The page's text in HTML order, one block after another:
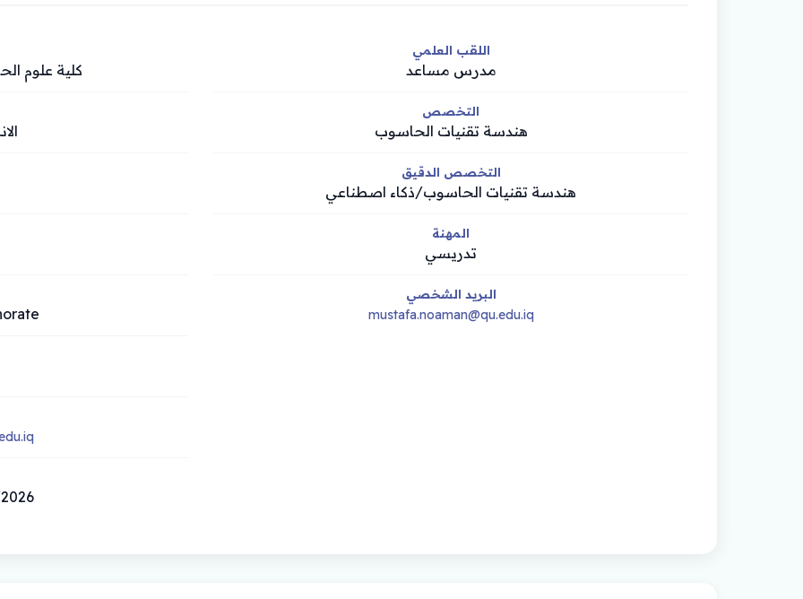
اللقب العلمي
مدرس مساعد
التخصص
هندسة تقنيات الحاسوب
التخصص الدقيق
هندسة تقنيات الحاسوب/ذكاء اصطناعي
المهنة
تدريسي
البريد الشخصي
mustafa.noaman@qu.edu.iq
كلية علوم
16/03/